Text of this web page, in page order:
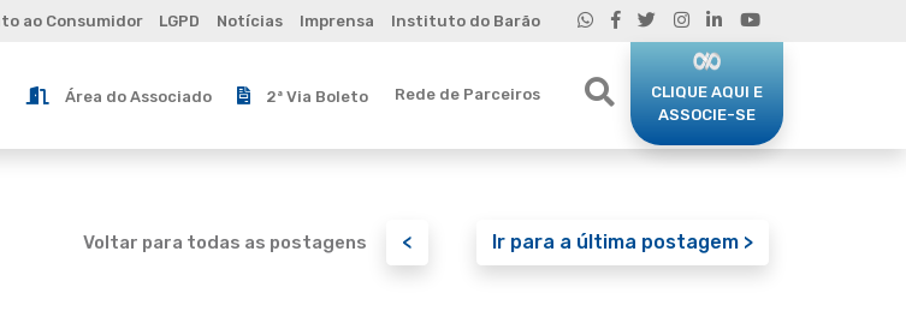
ao Consumidor LGPD Notícias Imprensa Instituto do Barão
Área do Associado 2ª Via Boleto Rede de Parceiros
CLIQUE AQUI E
ASSOCIE-SE
Voltar para todas as postagens < Ir para a última postagem >